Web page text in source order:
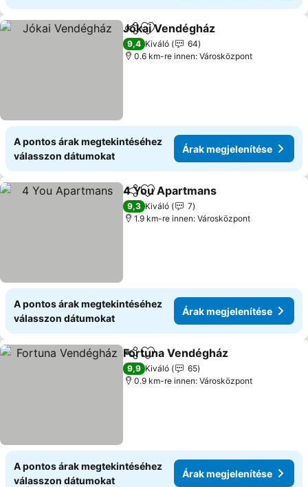
Megosztás
Hozzáadás a kedvencekhez
Jókai Vendégház
9,4 Kiváló
64
0.6 km-re innen: Városközpont
A pontos árak megtekintéséhez
válasszon dátumokat
Árak megjelenítése
Megosztás
Hozzáadás a kedvencekhez
4 You Apartmans
9,3 Kiváló
7
1.9 km-re innen: Városközpont
A pontos árak megtekintéséhez
válasszon dátumokat
Árak megjelenítése
Megosztás
Hozzáadás a kedvencekhez
Fortuna Vendégház
9,9 Kiváló
65
0.9 km-re innen: Városközpont
A pontos árak megtekintéséhez
válasszon dátumokat
Árak megjelenítése